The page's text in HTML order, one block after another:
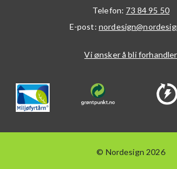
Telefon: 73 84 95 50
E-post:
Vi ønsker å bli forhandler
© Nordesign 2026